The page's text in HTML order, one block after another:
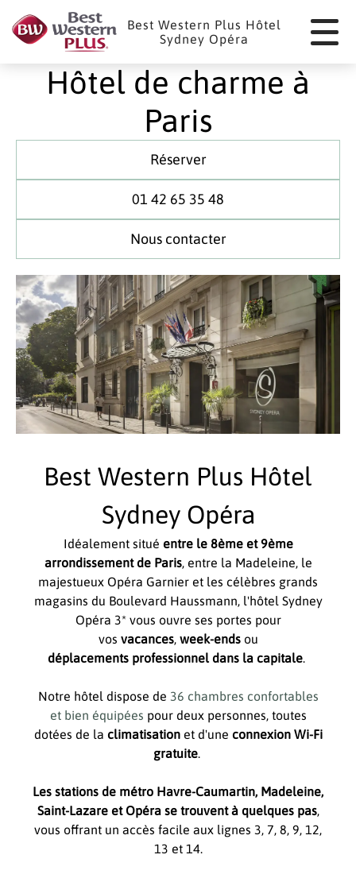
Best Western Plus Hôtel
Sydney Opéra
Hôtel de charme à
Paris
Réserver
01 42 65 35 48
Nous contacter
Best Western Plus Hôtel
Sydney Opéra
Idéalement situé entre le 8ème et 9ème
arrondissement de Paris, entre la Madeleine, le
majestueux Opéra Garnier et les célèbres grands
magasins du Boulevard Haussmann, l'hôtel Sydney
Opéra 3* vous ouvre ses portes pour
vos vacances, week-endsou
déplacements professionnel dans la capitale.
Notre hôtel dispose de 36 chambres confortables
et bien équipées pour deux personnes, toutes
dotées de la climatisationet d'une connexion Wi-Fi
gratuite.
Les stations de métro Havre-Caumartin, Madeleine,
Saint-Lazare et Opéra se trouvent à quelques pas,
vous offrant un accès facile aux lignes 3, 7, 8, 9, 12,
13 et 14.